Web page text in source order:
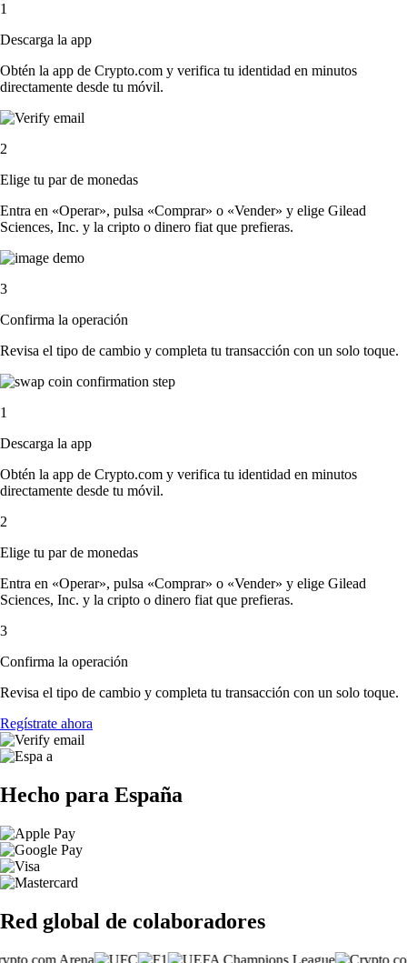
1
Descarga la app
Obtén la app de Crypto.com y verifica tu identidad en minutos
directamente desde tu móvil.
2
Elige tu par de monedas
Entra en «Operar», pulsa «Comprar» o «Vender» y elige Gilead
Sciences, Inc. y la cripto o dinero fiat que prefieras.
3
Confirma la operación
Revisa el tipo de cambio y completa tu transacción con un solo toque.
1
Descarga la app
Obtén la app de Crypto.com y verifica tu identidad en minutos
directamente desde tu móvil.
2
Elige tu par de monedas
Entra en «Operar», pulsa «Comprar» o «Vender» y elige Gilead
Sciences, Inc. y la cripto o dinero fiat que prefieras.
3
Confirma la operación
Revisa el tipo de cambio y completa tu transacción con un solo toque.
Regístrate ahora
Hecho para España
Red global de colaboradores